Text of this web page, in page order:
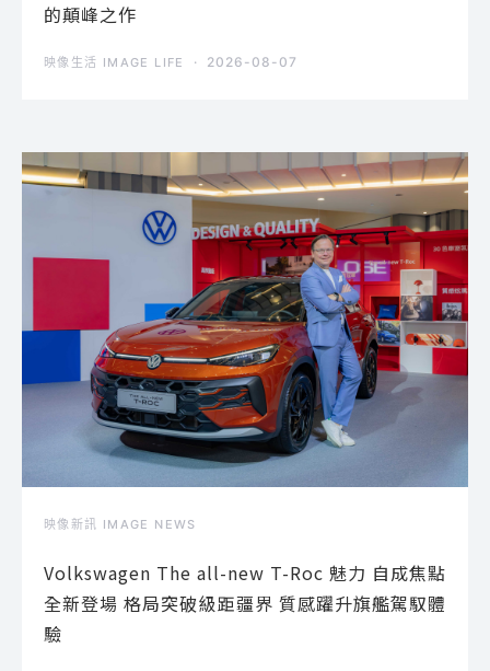
的顛峰之作
映像生活 IMAGE LIFE 2026-08-07
映像新訊 IMAGE NEWS
Volkswagen The all-new T-Roc 魅力 自成焦點
全新登場 格局突破級距疆界 質感躍升旗艦駕馭體
驗